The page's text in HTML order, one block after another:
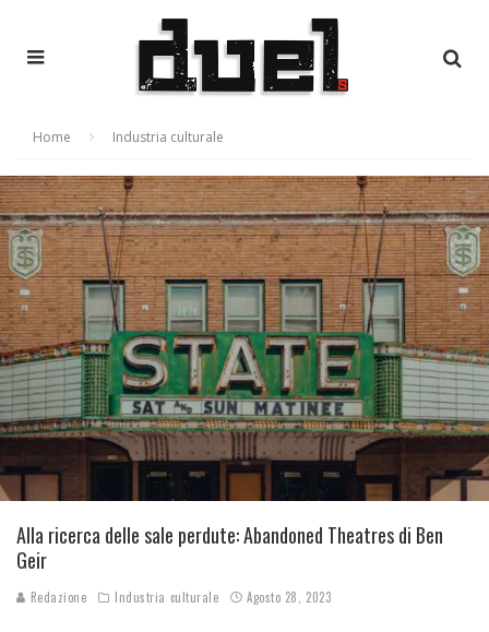
Home Industria culturale
Alla ricerca delle sale perdute: Abandoned Theatres di Ben
Geir
Redazione Industria culturale Agosto 28, 2023